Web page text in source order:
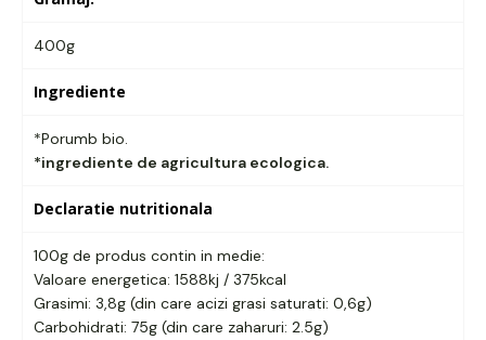
400g
Ingrediente
*Porumb bio.
*ingrediente de agricultura ecologica.
Declaratie nutritionala
100g de produs contin in medie:
Valoare energetica: 1588kj / 375kcal
Grasimi: 3,8g (din care acizi grasi saturati: 0,6g)
Carbohidrati: 75g (din care zaharuri: 2.5g)